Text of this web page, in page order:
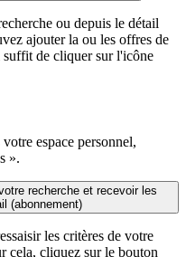
ou depuis le détail
ajouter la ou les offres de
de cliquer sur l'icône
espace personnel,
».
recherche et recevoir les
(abonnement)
les critères de votre
cela, cliquez sur le bouton